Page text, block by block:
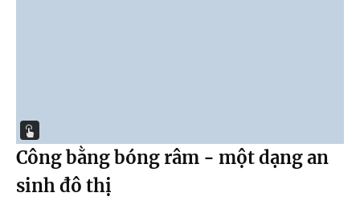
Công bằng bóng râm - một dạng an
sinh đô thị